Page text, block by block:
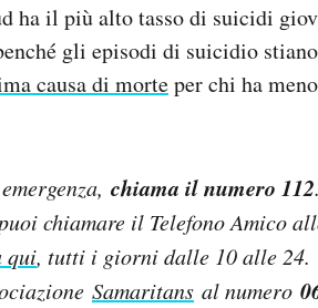
ha il più alto tasso di suicidi
gli episodi di suicidio
causa di morteper chi ha
chiama il numero 112
chiamare il Telefono Amico
qui, tutti i giorni dalle 10 alle 24.
Samaritans al numero